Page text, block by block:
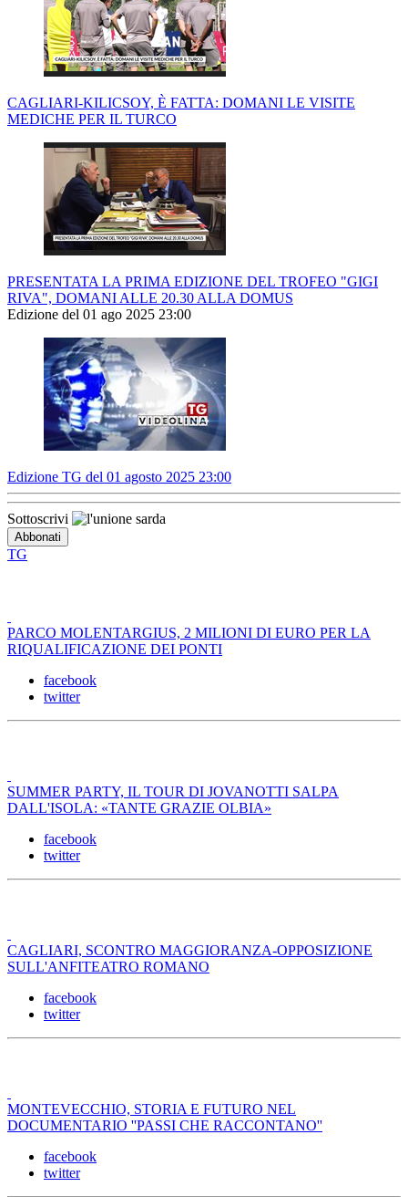
CAGLIARI-KILICSOY, È FATTA: DOMANI LE VISITE
MEDICHE PER IL TURCO
PRESENTATA LA PRIMA EDIZIONE DEL TROFEO "GIGI
RIVA", DOMANI ALLE 20.30 ALLA DOMUS
Edizione del 01 ago 2025 23:00
Edizione TG del 01 agosto 2025 23:00
Sottoscrivi
TG
PARCO MOLENTARGIUS, 2 MILIONI DI EURO PER LA
RIQUALIFICAZIONE DEI PONTI
facebook
twitter
SUMMER PARTY, IL TOUR DI JOVANOTTI SALPA
DALL'ISOLA: «TANTE GRAZIE OLBIA»
facebook
twitter
CAGLIARI, SCONTRO MAGGIORANZA-OPPOSIZIONE
SULL'ANFITEATRO ROMANO
facebook
twitter
MONTEVECCHIO, STORIA E FUTURO NEL
DOCUMENTARIO ''PASSI CHE RACCONTANO''
facebook
twitter